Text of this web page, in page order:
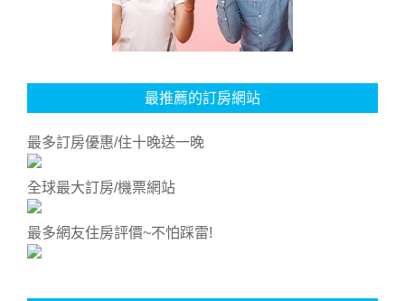
最推薦的訂房網站
最多訂房優惠/住十晚送一晚
全球最大訂房/機票網站
最多網友住房評價~不怕踩雷!